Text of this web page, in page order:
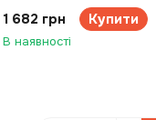
1 682 грн Купити
В наявності